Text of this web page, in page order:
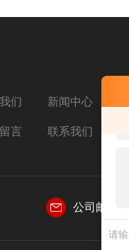
们 新闻中心
言 联系我们
公司邮箱：